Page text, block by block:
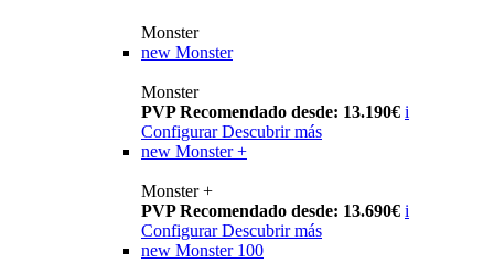
Monster
new Monster
Monster
PVP Recomendado desde: 13.190€ i
Configurar Descubrir más
new Monster +
Monster +
PVP Recomendado desde: 13.690€ i
Configurar Descubrir más
new Monster 100